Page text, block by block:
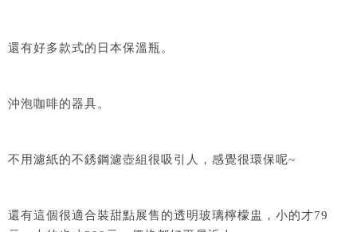
還有好多款式的日本保溫瓶。
沖泡咖啡的器具。
不用濾紙的不銹鋼濾壺組很吸引人，感覺很環保呢~
還有這個很適合裝甜點展售的透明玻璃檸檬盅，小的才79